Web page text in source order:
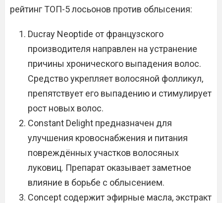
рейтинг ТОП-5 лосьонов против облысения:
Ducray Neoptide от французского
производителя направлен на устранение
причины хронического выпадения волос.
Средство укрепляет волосяной фолликул,
препятствует его выпадению и стимулирует
рост новых волос.
Constant Delight предназначен для
улучшения кровоснабжения и питания
повреждённых участков волосяных
луковиц. Препарат оказывает заметное
влияние в борьбе с облысением.
Concept содержит эфирные масла, экстракт